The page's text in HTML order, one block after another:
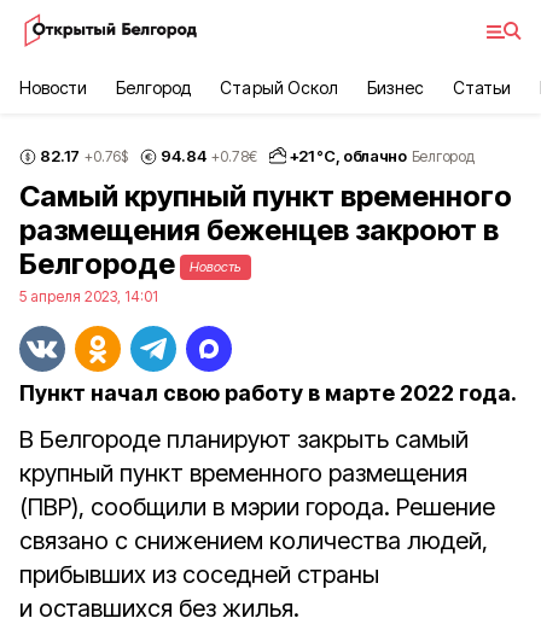
Новости Белгород Старый Оскол Бизнес Статьи
82.17 +0.76$ 94.84 +0.78€ +21°С, облачно Белгород
Самый крупный пункт временного
размещения беженцев закроют в
Белгороде
Новость
5 апреля 2023, 14:01
Пункт начал свою работу в марте 2022 года.
В Белгороде планируют закрыть самый
крупный пункт временного размещения
(ПВР), сообщили в мэрии города. Решение
связано с снижением количества людей,
прибывших из соседней страны
и оставшихся без жилья.